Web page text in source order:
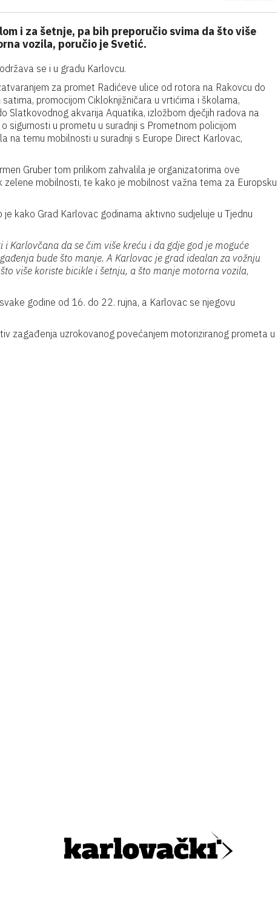
i za šetnje, pa bih preporučio svima da što više
vozila, poručio je Svetić.
se i u gradu Karlovcu.
za promet Radićeve ulice od rotora na Rakovcu do
promocijom Cikloknjižničara u vrtićima i školama,
Slatkovodnog akvarija Aquatika, izložbom dječjih radova na
sigurnosti u prometu u suradnji s Prometnom policijom
na temu mobilnosti u suradnji s Europe Direct Karlovac,
Gruber tom prilikom zahvalila je organizatorima ove
mobilnosti, te kako je mobilnost važna tema za Europsku
kako Grad Karlovac godinama aktivno sudjeluje u Tjednu
Karlovčana da se čim više kreću i da gdje god je moguće
bude što manje. A Karlovac je grad idealan za vožnju
više koriste bicikle i šetnju, a što manje motorna vozila,
godine od 16. do 22. rujna, a Karlovac se njegovu
zagađenja uzrokovanog povećanjem motoriziranog prometa u